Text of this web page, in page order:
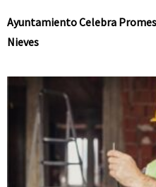
Ayuntamiento Celebra
Nieves